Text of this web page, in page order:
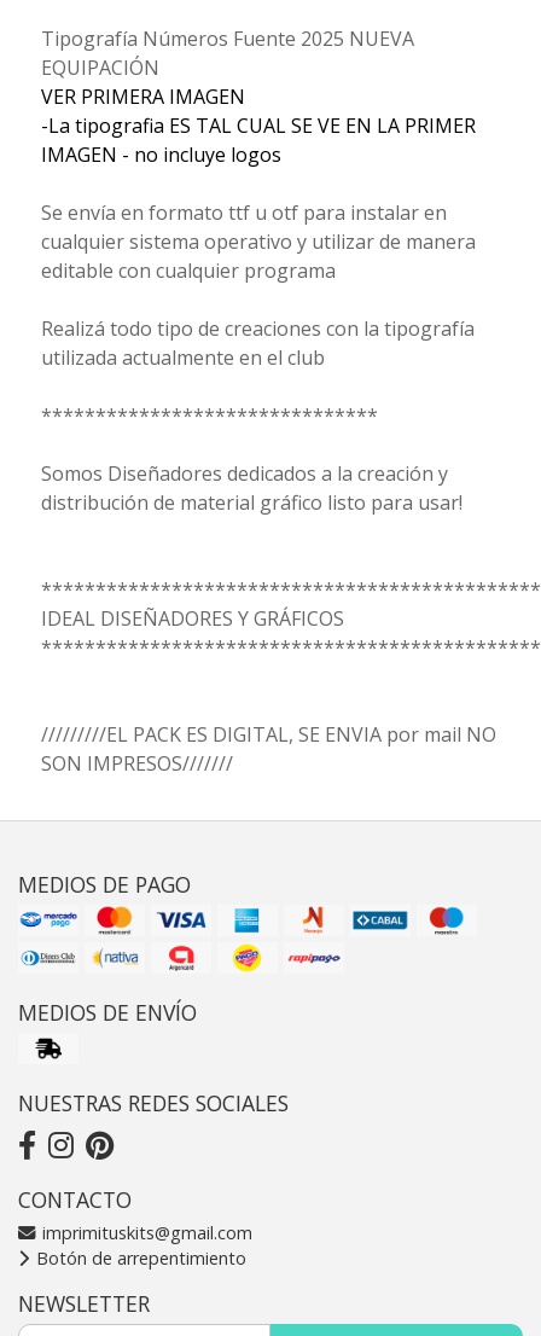
Tipografía Números Fuente 2025 NUEVA
EQUIPACIÓN
VER PRIMERA IMAGEN
-La tipografia ES TAL CUAL SE VE EN LA PRIMER
IMAGEN - no incluye logos
Se envía en formato ttf u otf para instalar en
cualquier sistema operativo y utilizar de manera
editable con cualquier programa
Realizá todo tipo de creaciones con la tipografía
utilizada actualmente en el club
*******************************
Somos Diseñadores dedicados a la creación y
distribución de material gráfico listo para usar!
IDEAL DISEÑADORES Y GRÁFICOS
/////////EL PACK ES DIGITAL, SE ENVIA por mail NO
SON IMPRESOS///////
MEDIOS DE PAGO
MEDIOS DE ENVÍO
NUESTRAS REDES SOCIALES
CONTACTO
imprimituskits@gmail.com
Botón de arrepentimiento
NEWSLETTER